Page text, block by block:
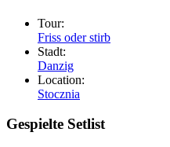
Tour:
Friss oder stirb
Stadt:
Danzig
Location:
Stocznia
Gespielte Setlist